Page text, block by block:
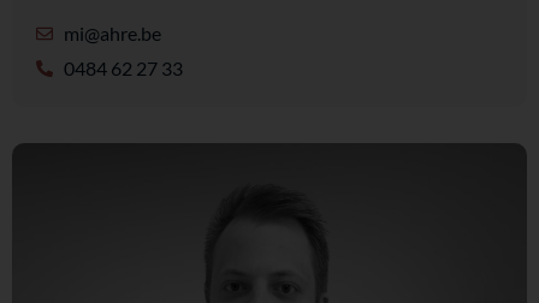
mi@ahre.be
0484 62 27 33